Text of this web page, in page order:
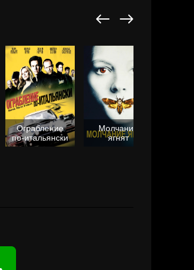
Ограбление
по-итальянски
Молчание
ягнят